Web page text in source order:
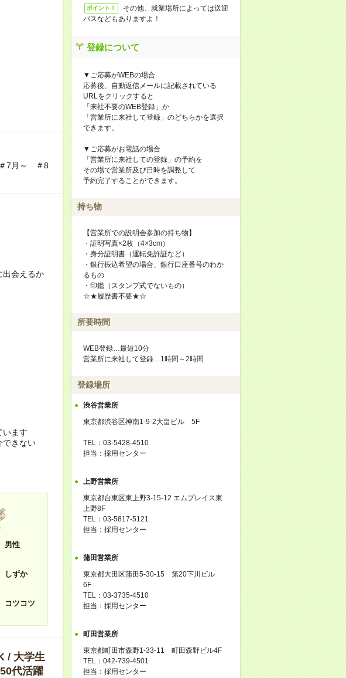
7月～ ＃8
出会えるか
います
できない
男性
しずか
コツコツ
/ 大学生
代活躍
ポイント！
その他、就業場所によっては送迎
バスなどもありますよ！
登録について
▼ご応募がWEBの場合
応募後、自動返信メールに記載されている
URLをクリックすると
「来社不要のWEB登録」か
「営業所に来社して登録」のどちらかを選択
できます。
▼ご応募がお電話の場合
「営業所に来社しての登録」の予約を
その場で営業所及び日時を調整して
予約完了することができます。
持ち物
【営業所での説明会参加の持ち物】
・証明写真×2枚（4×3cm）
・身分証明書（運転免許証など）
・銀行振込希望の場合、銀行口座番号のわか
るもの
・印鑑（スタンプ式でないもの）
☆★履歴書不要★☆
所要時間
WEB登録…最短10分
営業所に来社して登録…1時間～2時間
登録場所
渋谷営業所
東京都渋谷区神南1-9-2大畠ビル 5F
TEL：03-5428-4510
担当：採用センター
上野営業所
東京都台東区東上野3-15-12 エムプレイス東
上野8F
TEL：03-5817-5121
担当：採用センター
蒲田営業所
東京都大田区蒲田5-30-15 第20下川ビル
6F
TEL：03-3735-4510
担当：採用センター
町田営業所
東京都町田市森野1-33-11 町田森野ビル4F
TEL：042-739-4501
担当：採用センター